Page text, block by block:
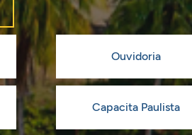
Ouvidoria
Capacita Paulista